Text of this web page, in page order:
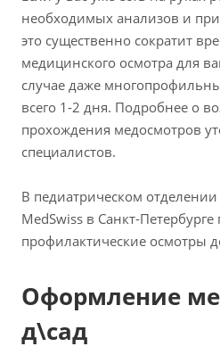
необходимых анализов и
это существенно сократит
медицинского осмотра для
случае даже
всего 1-2 дня. Подробнее о
прохождения медосмотров
специалистов.
В педиатрическом
MedSwiss в Санкт-Петербурге
профилактические осмотры
Оформление
д\сад